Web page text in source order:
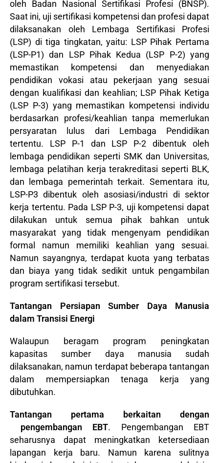
oleh Badan Nasional Sertifikasi Profesi (BNSP).
Saat ini, uji sertifikasi kompetensi dan profesi dapat
dilaksanakan oleh Lembaga Sertifikasi Profesi
(LSP) di tiga tingkatan, yaitu: LSP Pihak Pertama
(LSP-P1) dan LSP Pihak Kedua (LSP P-2) yang
memastikan kompetensi dan menyediakan
pendidikan vokasi atau pekerjaan yang sesuai
dengan kualifikasi dan keahlian; LSP Pihak Ketiga
(LSP P-3) yang memastikan kompetensi individu
berdasarkan profesi/keahlian tanpa memerlukan
persyaratan lulus dari Lembaga Pendidikan
tertentu. LSP P-1 dan LSP P-2 dibentuk oleh
lembaga pendidikan seperti SMK dan Universitas,
lembaga pelatihan kerja terakreditasi seperti BLK,
dan lembaga pemerintah terkait. Sementara itu,
LSP-P3 dibentuk oleh asosiasi/industri di sektor
kerja tertentu. Pada LSP P-3, uji kompetensi dapat
dilakukan untuk semua pihak bahkan untuk
masyarakat yang tidak mengenyam pendidikan
formal namun memiliki keahlian yang sesuai.
Namun sayangnya, terdapat kuota yang terbatas
dan biaya yang tidak sedikit untuk pengambilan
program sertifikasi tersebut.
Tantangan Persiapan Sumber Daya Manusia
dalam Transisi Energi
Walaupun beragam program peningkatan
kapasitas sumber daya manusia sudah
dilaksanakan, namun terdapat beberapa tantangan
dalam mempersiapkan tenaga kerja yang
dibutuhkan.
Tantangan pertama berkaitan dengan
pengembangan EBT. Pengembangan EBT
seharusnya dapat meningkatkan ketersediaan
lapangan kerja baru. Namun karena sulitnya